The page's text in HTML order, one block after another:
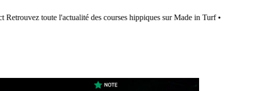
Retrouvez toute l'actualité des courses hippiques sur Made in Turf •